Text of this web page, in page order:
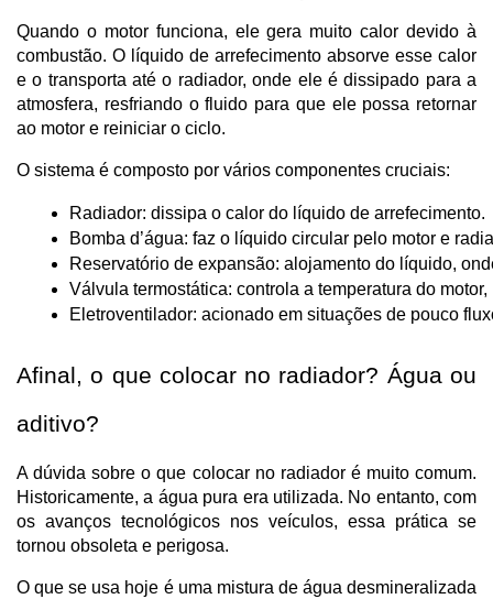
Quando o motor funciona, ele gera muito calor devido à
combustão. O líquido de arrefecimento absorve esse calor
e o transporta até o radiador, onde ele é dissipado para a
atmosfera, resfriando o fluido para que ele possa retornar
ao motor e reiniciar o ciclo.
O sistema é composto por vários componentes cruciais:
Radiador: dissipa o calor do líquido de arrefecimento.
Bomba d’água: faz o líquido circular pelo motor e
Reservatório de expansão: alojamento do líquido,
Válvula termostática: controla a temperatura do
Eletroventilador: acionado em situações de pouco
Afinal, o que colocar no radiador? Água ou
aditivo?
A dúvida sobre o que colocar no radiador é muito comum.
Historicamente, a água pura era utilizada. No entanto, com
os avanços tecnológicos nos veículos, essa prática se
tornou obsoleta e perigosa.
O que se usa hoje é uma mistura de água desmineralizada